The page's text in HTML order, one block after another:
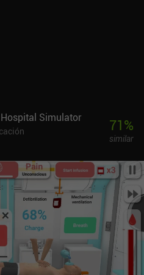
juego. Esperemos que aparezcan
Simulator 71%
similar